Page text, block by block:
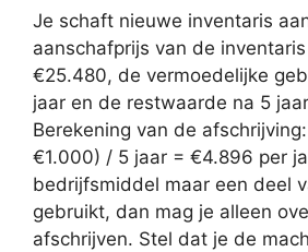
Je schaft nieuwe inventaris
aanschafprijs van de
€25.480, de vermoedelijke
jaar en de restwaarde na 5
Berekening van de
€1.000) / 5 jaar = €4.896 per
bedrijfsmiddel maar een deel
gebruikt, dan mag je alleen
afschrijven. Stel dat je de